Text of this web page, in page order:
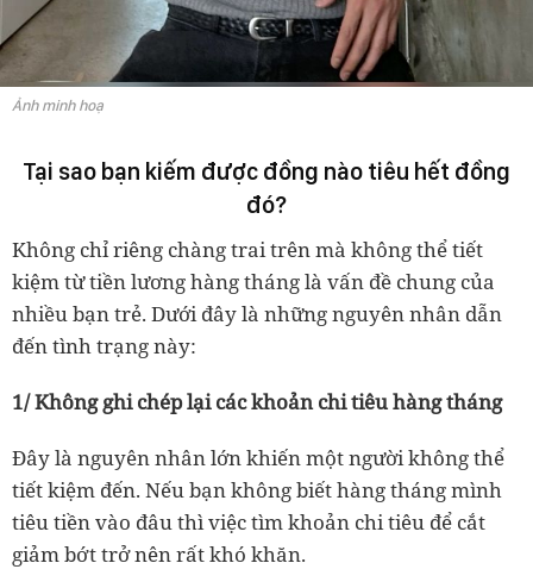
Ảnh minh hoạ
Tại sao bạn kiếm được đồng nào tiêu hết đồng
đó?
Không chỉ riêng chàng trai trên mà không thể tiết
kiệm từ tiền lương hàng tháng là vấn đề chung của
nhiều bạn trẻ. Dưới đây là những nguyên nhân dẫn
đến tình trạng này:
1/ Không ghi chép lại các khoản chi tiêu hàng tháng
Đây là nguyên nhân lớn khiến một người không thể
tiết kiệm đến. Nếu bạn không biết hàng tháng mình
tiêu tiền vào đâu thì việc tìm khoản chi tiêu để cắt
giảm bớt trở nên rất khó khăn.